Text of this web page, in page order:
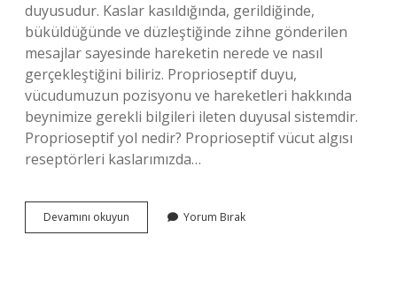
duyusudur. Kaslar kasıldığında, gerildiğinde,
büküldüğünde ve düzleştiğinde zihne gönderilen
mesajlar sayesinde hareketin nerede ve nasıl
gerçekleştiğini biliriz. Proprioseptif duyu,
vücudumuzun pozisyonu ve hareketleri hakkında
beynimize gerekli bilgileri ileten duyusal sistemdir.
Proprioseptif yol nedir? Proprioseptif vücut algısı
reseptörleri kaslarımızda…
Devamını okuyun Proprioceptive
Ne
Yorum Bırak